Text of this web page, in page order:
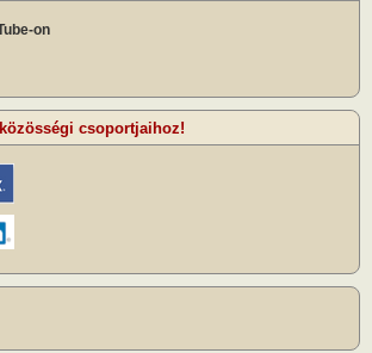
on
csoportjaihoz!